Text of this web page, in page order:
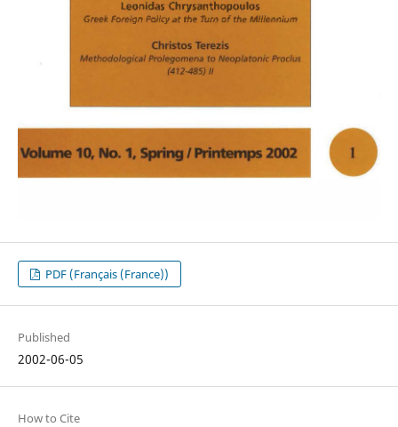
PDF (Français (France))
Published
2002-06-05
How to Cite